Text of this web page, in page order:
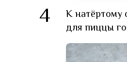
4
К натёртому
для пиццы